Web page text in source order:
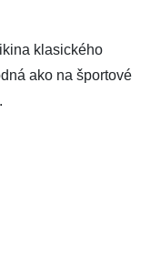
klasického
ako na športové